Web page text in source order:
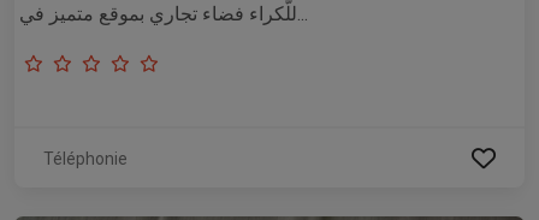
للّكراء فضاء تجاري بموقع متميز في...
Téléphonie